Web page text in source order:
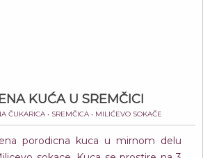
KUĆA U SREMČICI
ČUKARICA • SREMČICA • MILIĆEVO SOKAČE
porodicna kuca u mirnom delu